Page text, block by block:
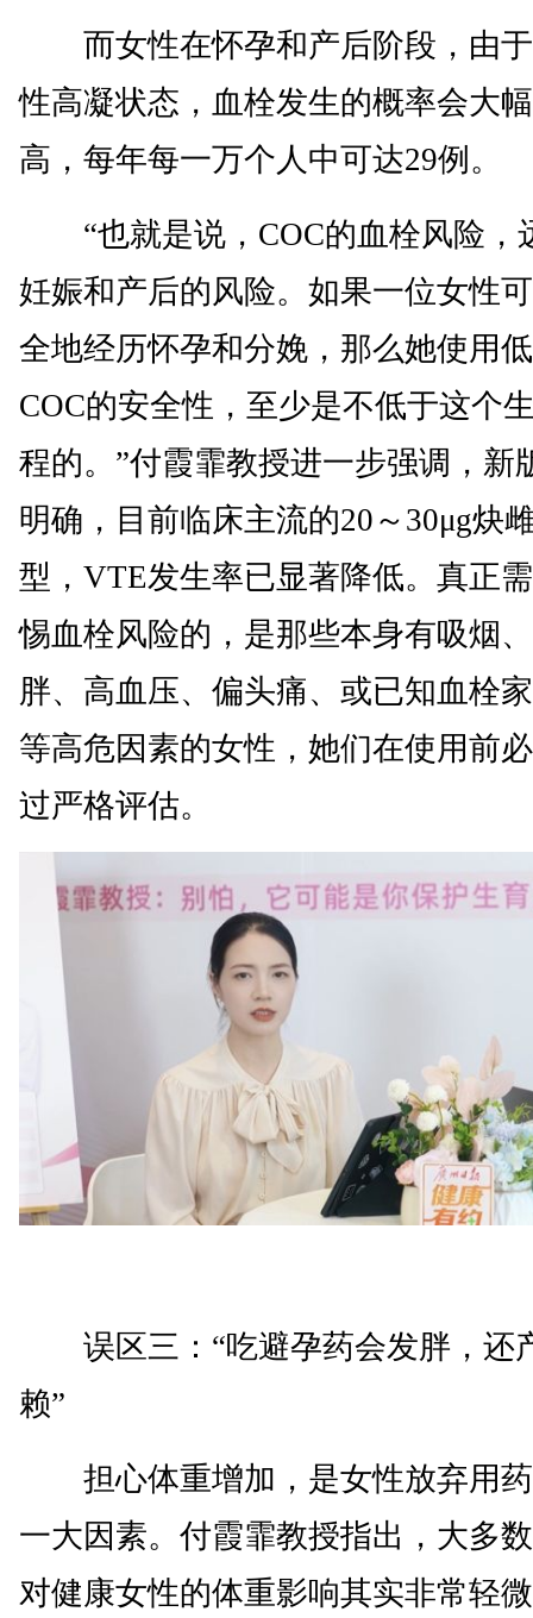
而女性在怀孕和产后阶段，由
性高凝状态，血栓发生的概率会大
高，每年每一万个人中可达29例。
“也就是说，COC的血栓风险，
妊娠和产后的风险。如果一位女性
全地经历怀孕和分娩，那么她使用
COC的安全性，至少是不低于这个
程的。”付霞霏教授进一步强调，新
明确，目前临床主流的20～30μg炔
型，VTE发生率已显著降低。真正
惕血栓风险的，是那些本身有吸烟
胖、高血压、偏头痛、或已知血栓
等高危因素的女性，她们在使用前
过严格评估。
误区三：“吃避孕药会发胖，还
赖”
担心体重增加，是女性放弃用
一大因素。付霞霏教授指出，大多
对健康女性的体重影响其实非常轻